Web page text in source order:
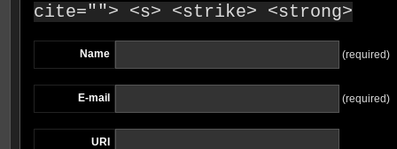
cite=""> <s> <strike> <strong>
Name (required)
E-mail (required)
URI